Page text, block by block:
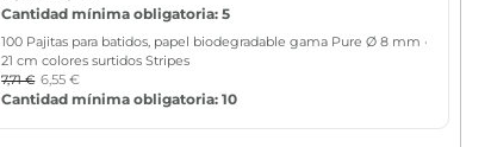
Cantidad mínima obligatoria: 5
100 Pajitas para batidos, papel biodegradable gama Pure Ø 8 mm ·
21 cm colores surtidos Stripes
7,71 € 6,55 €
Cantidad mínima obligatoria: 10